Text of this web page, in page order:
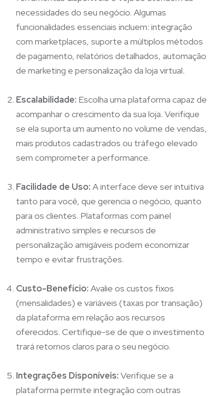
necessidades do seu negócio. Algumas
funcionalidades essenciais incluem: integração
com marketplaces, suporte a múltiplos métodos
de pagamento, relatórios detalhados, automação
de marketing e personalização da loja virtual.
Escalabilidade: Escolha uma plataforma capaz de
acompanhar o crescimento da sua loja. Verifique
se ela suporta um aumento no volume de vendas,
mais produtos cadastrados ou tráfego elevado
sem comprometer a performance.
Facilidade de Uso: A interface deve ser intuitiva
tanto para você, que gerencia o negócio, quanto
para os clientes. Plataformas com painel
administrativo simples e recursos de
personalização amigáveis podem economizar
tempo e evitar frustrações.
Custo-Benefício: Avalie os custos fixos
(mensalidades) e variáveis (taxas por transação)
da plataforma em relação aos recursos
oferecidos. Certifique-se de que o investimento
trará retornos claros para o seu negócio.
Integrações Disponíveis: Verifique se a
plataforma permite integração com outras